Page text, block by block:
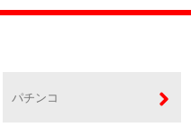
パチンコ